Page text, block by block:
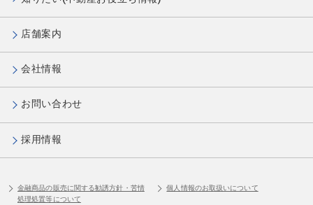
店舗案内
会社情報
お問い合わせ
採用情報
金融商品の販売に関する勧誘方針・苦情
処理処置等について
個人情報のお取扱いについて